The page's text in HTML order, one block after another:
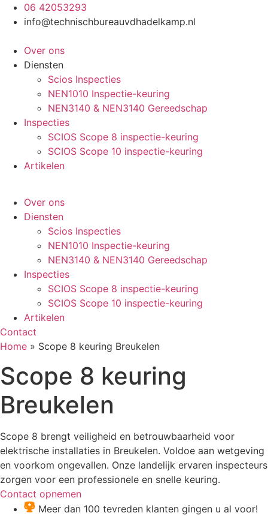
naar
inhoud
06 42053293
info@technischbureauvdhadelkamp.nl
Over ons
Diensten
Scios Inspecties
NEN1010 Inspectie-keuring
NEN3140 & NEN3140 Gereedschap
Inspecties
SCIOS Scope 8 inspectie-keuring
SCIOS Scope 10 inspectie-keuring
Artikelen
Over ons
Diensten
Scios Inspecties
NEN1010 Inspectie-keuring
NEN3140 & NEN3140 Gereedschap
Inspecties
SCIOS Scope 8 inspectie-keuring
SCIOS Scope 10 inspectie-keuring
Artikelen
Contact
Home » Scope 8 keuring Breukelen
Scope 8 keuring
Breukelen
Scope 8 brengt veiligheid en betrouwbaarheid voor
elektrische installaties in Breukelen. Voldoe aan wetgeving
en voorkom ongevallen. Onze landelijk ervaren inspecteurs
zorgen voor een professionele en snelle keuring.
Contact opnemen
Meer dan 100 tevreden klanten gingen u al voor!